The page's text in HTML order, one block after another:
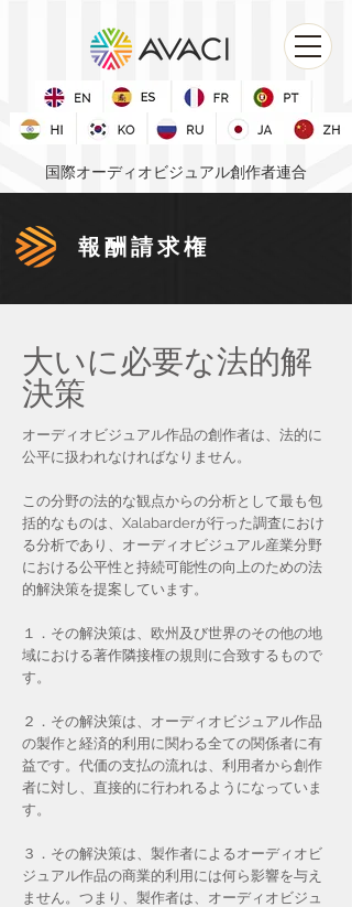
国際オーディオビジュアル創作者連合
報酬請求権
大いに必要な法的解
決策
オーディオビジュアル作品の創作者は、法的に
公平に扱われなければなりません。
この分野の法的な観点からの分析として最も包
括的なものは、Xalabarderが行った調査におけ
る分析であり、オーディオビジュアル産業分野
における公平性と持続可能性の向上のための法
的解決策を提案しています。
１．その解決策は、欧州及び世界のその他の地
域における著作隣接権の規則に合致するもので
す。
２．その解決策は、オーディオビジュアル作品
の製作と経済的利用に関わる全ての関係者に有
益です。代価の支払の流れは、利用者から創作
者に対し、直接的に行われるようになっていま
す。
３．その解決策は、製作者によるオーディオビ
ジュアル作品の商業的利用には何ら影響を与え
ません。つまり、製作者は、オーディオビジュ